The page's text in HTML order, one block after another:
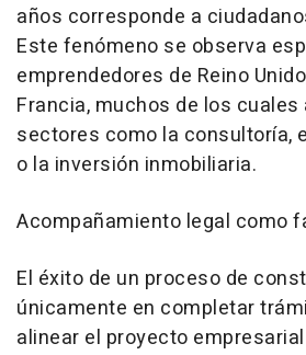
años corresponde a
Este fenómeno se observa
emprendedores de Reino
Francia, muchos de los
sectores como la consultoría,
o la inversión inmobiliaria.
Acompañamiento legal como
El éxito de un proceso de
únicamente en completar
alinear el proyecto